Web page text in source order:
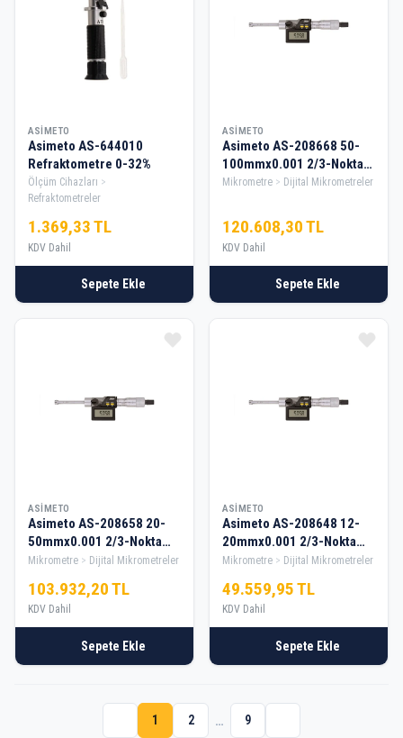
ASIMETO
Asimeto AS-644010
Refraktometre 0-32%
Ölçüm Cihazları
Refraktometreler
1.369,33 TL
KDV Dahil
Sepete Ekle
ASIMETO
Asimeto AS-208668 50-
100mmx0.001 2/3-Nokta
Temaslı Dijital Mikrometre
Mikrometre Dijital Mikrometreler
120.608,30 TL
KDV Dahil
Sepete Ekle
ASIMETO
Asimeto AS-208658 20-
50mmx0.001 2/3-Nokta
Temaslı Dijital Mikrometre
Mikrometre Dijital Mikrometreler
103.932,20 TL
KDV Dahil
Sepete Ekle
ASIMETO
Asimeto AS-208648 12-
20mmx0.001 2/3-Nokta
Temaslı Dijital Mikrometre
Mikrometre Dijital Mikrometreler
49.559,95 TL
KDV Dahil
Sepete Ekle
1 2 … 9